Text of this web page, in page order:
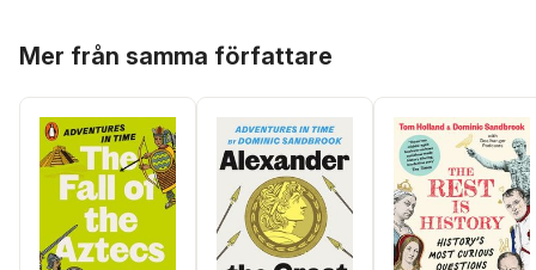
Mer från samma författare